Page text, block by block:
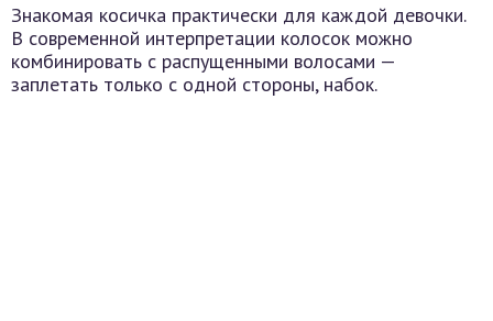
Знакомая косичка практически для каждой девочки.
В современной интерпретации колосок можно
комбинировать с распущенными волосами —
заплетать только с одной стороны, набок.